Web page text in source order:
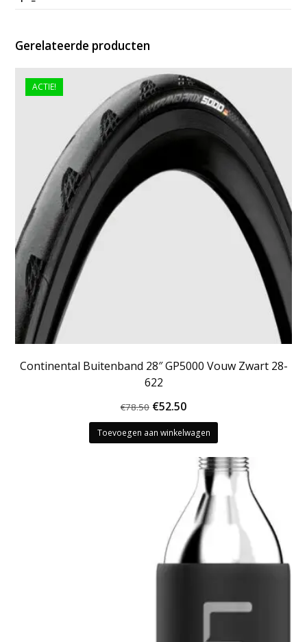
Gerelateerde producten
ACTIE!
Continental Buitenband 28″ GP5000 Vouw Zwart 28-
622
€78.50 Oorspronkelijke
prijs
was:
€52.50Huidige
prijs
is:
€52.50.
Toevoegen aan winkelwagen